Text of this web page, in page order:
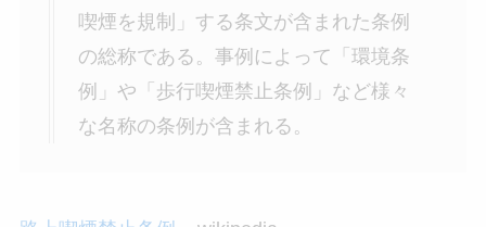
喫煙を規制」する条文が含まれた条例
の総称である。事例によって「環境条
例」や「歩行喫煙禁止条例」など様々
な名称の条例が含まれる。